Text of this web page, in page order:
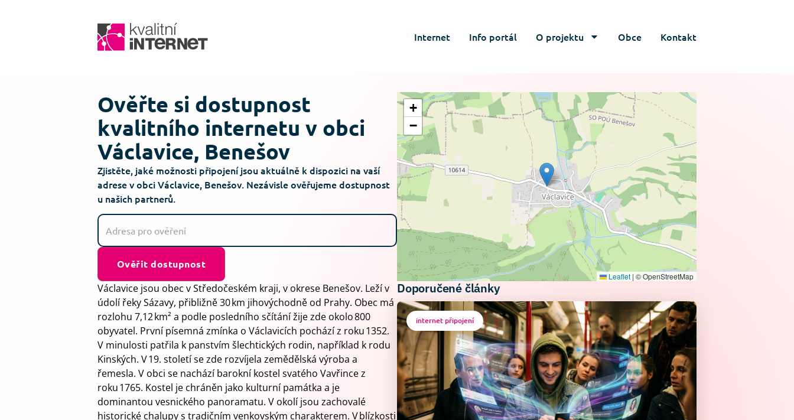
Internet Info portál O projektu Obce Kontakt
Ověřte si dostupnost
kvalitního internetu v obci
Václavice, Benešov
Zjistěte, jaké možnosti připojení jsou aktuálně k dispozici na vaší
adrese v obci Václavice, Benešov. Nezávisle ověřujeme dostupnost
u našich partnerů.
Ověřit dostupnost
+
−
Leaflet | © OpenStreetMap
Václavice jsou obec v Středočeském kraji, v okrese Benešov. Leží v
údolí řeky Sázavy, přibližně 30 km jihovýchodně od Prahy. Obec má
rozlohu 7,12 km² a podle posledního sčítání žije zde okolo 800
obyvatel. První písemná zmínka o Václavicích pochází z roku 1352.
V minulosti patřila k panstvím šlechtických rodin, například k rodu
Kinských. V 19. století se zde rozvíjela zemědělská výroba a
řemesla. V obci se nachází barokní kostel svatého Vavřince z
roku 1765. Kostel je chráněn jako kulturní památka a je
dominantou vesnického panoramatu. V okolí jsou zachovalé
historické chalupy s tradičním venkovským charakterem. V blízkosti
Doporučené články
internet připojení